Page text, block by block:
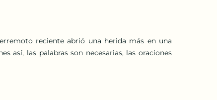
reciente abrió una herida más en una
así, las palabras son necesarias, las oraciones